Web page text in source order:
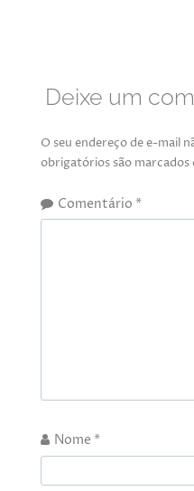
Deixe um
O seu endereço de e-mail
obrigatórios são marcados
Comentário *
Nome *